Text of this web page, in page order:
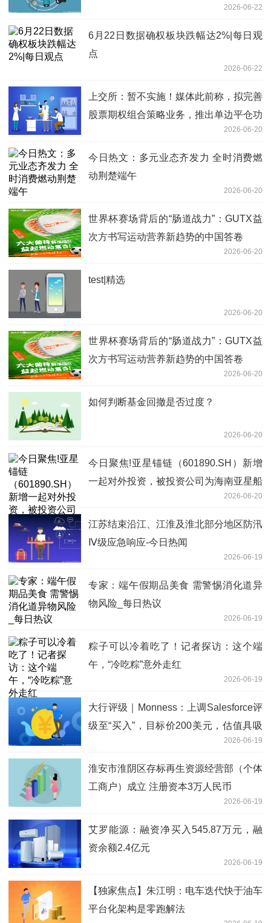
2026-06-22
6月22日数据确权板块跌幅达2%|每日观
点
2026-06-22
上交所：暂不实施！媒体此前称，拟完善
股票期权组合策略业务，推出单边平仓功
2026-06-20
今日热文：多元业态齐发力 全时消费燃
动荆楚端午
2026-06-20
世界杯赛场背后的“肠道战力”：GUTX益
次方书写运动营养新趋势的中国答卷
2026-06-20
test|精选
2026-06-20
世界杯赛场背后的“肠道战力”：GUTX益
次方书写运动营养新趋势的中国答卷
2026-06-20
如何判断基金回撤是否过度？
2026-06-20
今日聚焦!亚星锚链（601890.SH）新增
一起对外投资，被投资公司为海南亚星船
2026-06-20
江苏结束沿江、江淮及淮北部分地区防汛
Ⅳ级应急响应-今日热闻
2026-06-19
专家：端午假期品美食 需警惕消化道异
物风险_每日热议
2026-06-19
粽子可以冷着吃了！记者探访：这个端
午，“冷吃粽”意外走红
2026-06-19
大行评级｜Monness：上调Salesforce评
级至“买入”，目标价200美元，估值具吸
2026-06-19
淮安市淮阴区存标再生资源经营部（个体
工商户）成立 注册资本3万人民币
2026-06-19
艾罗能源：融资净买入545.87万元，融
资余额2.4亿元
2026-06-19
【独家焦点】朱江明：电车迭代快于油车
平台化架构是零跑解法